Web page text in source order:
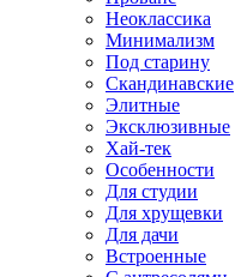
Неоклассика
Минимализм
Под старину
Скандинавские
Элитные
Эксклюзивные
Хай-тек
Особенности
Для студии
Для хрущевки
Для дачи
Встроенные